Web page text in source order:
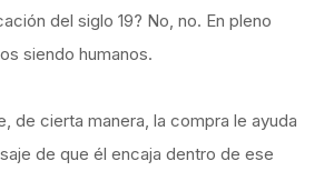
del siglo 19? No, no. En pleno
siendo humanos.
de cierta manera, la compra le ayuda
de que él encaja dentro de ese